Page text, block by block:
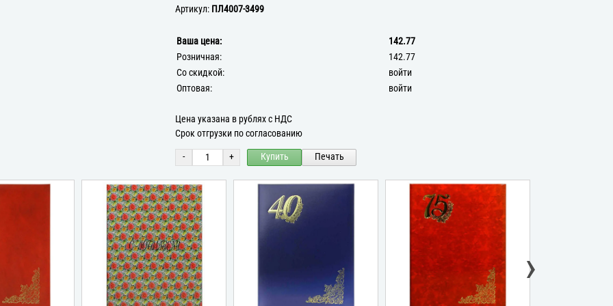
Артикул: ПЛ4007-3499
Ваша цена:
142.77
Розничная:
142.77
Со скидкой:
войти
Оптовая:
войти
Цена указана в рублях с НДС
Срок отгрузки по согласованию
- + Купить Печать
›